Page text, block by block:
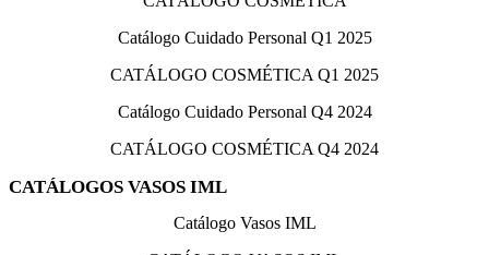
Catálogo Cuidado Personal Q1 2025
CATÁLOGO COSMÉTICA Q1 2025
Catálogo Cuidado Personal Q4 2024
CATÁLOGO COSMÉTICA Q4 2024
CATÁLOGOS VASOS IML
Catálogo Vasos IML